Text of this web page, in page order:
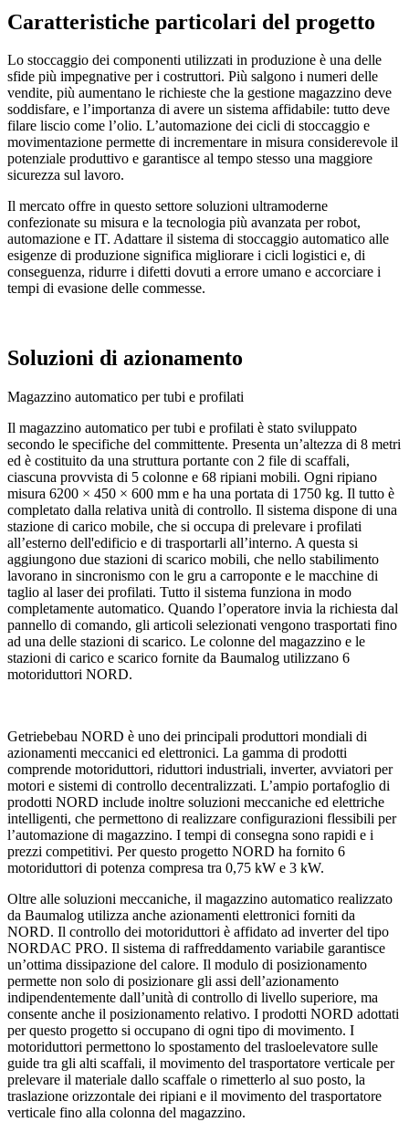
Caratteristiche particolari del progetto
Lo stoccaggio dei componenti utilizzati in produzione è una delle
sfide più impegnative per i costruttori. Più salgono i numeri delle
vendite, più aumentano le richieste che la gestione magazzino deve
soddisfare, e l’importanza di avere un sistema affidabile: tutto deve
filare liscio come l’olio. L’automazione dei cicli di stoccaggio e
movimentazione permette di incrementare in misura considerevole il
potenziale produttivo e garantisce al tempo stesso una maggiore
sicurezza sul lavoro.
Il mercato offre in questo settore soluzioni ultramoderne
confezionate su misura e la tecnologia più avanzata per robot,
automazione e IT. Adattare il sistema di stoccaggio automatico alle
esigenze di produzione significa migliorare i cicli logistici e, di
conseguenza, ridurre i difetti dovuti a errore umano e accorciare i
tempi di evasione delle commesse.
Soluzioni di azionamento
Magazzino automatico per tubi e profilati
Il magazzino automatico per tubi e profilati è stato sviluppato
secondo le specifiche del committente. Presenta un’altezza di 8 metri
ed è costituito da una struttura portante con 2 file di scaffali,
ciascuna provvista di 5 colonne e 68 ripiani mobili. Ogni ripiano
misura 6200 × 450 × 600 mm e ha una portata di 1750 kg. Il tutto è
completato dalla relativa unità di controllo. Il sistema dispone di una
stazione di carico mobile, che si occupa di prelevare i profilati
all’esterno dell'edificio e di trasportarli all’interno. A questa si
aggiungono due stazioni di scarico mobili, che nello stabilimento
lavorano in sincronismo con le gru a carroponte e le macchine di
taglio al laser dei profilati. Tutto il sistema funziona in modo
completamente automatico. Quando l’operatore invia la richiesta dal
pannello di comando, gli articoli selezionati vengono trasportati fino
ad una delle stazioni di scarico. Le colonne del magazzino e le
stazioni di carico e scarico fornite da Baumalog utilizzano 6
motoriduttori NORD.
Getriebebau NORD è uno dei principali produttori mondiali di
azionamenti meccanici ed elettronici. La gamma di prodotti
comprende motoriduttori, riduttori industriali, inverter, avviatori per
motori e sistemi di controllo decentralizzati. L’ampio portafoglio di
prodotti NORD include inoltre soluzioni meccaniche ed elettriche
intelligenti, che permettono di realizzare configurazioni flessibili per
l’automazione di magazzino. I tempi di consegna sono rapidi e i
prezzi competitivi. Per questo progetto NORD ha fornito 6
motoriduttori di potenza compresa tra 0,75 kW e 3 kW.
Oltre alle soluzioni meccaniche, il magazzino automatico realizzato
da Baumalog utilizza anche azionamenti elettronici forniti da
NORD. Il controllo dei motoriduttori è affidato ad inverter del tipo
NORDAC PRO. Il sistema di raffreddamento variabile garantisce
un’ottima dissipazione del calore. Il modulo di posizionamento
permette non solo di posizionare gli assi dell’azionamento
indipendentemente dall’unità di controllo di livello superiore, ma
consente anche il posizionamento relativo. I prodotti NORD adottati
per questo progetto si occupano di ogni tipo di movimento. I
motoriduttori permettono lo spostamento del trasloelevatore sulle
guide tra gli alti scaffali, il movimento del trasportatore verticale per
prelevare il materiale dallo scaffale o rimetterlo al suo posto, la
traslazione orizzontale dei ripiani e il movimento del trasportatore
verticale fino alla colonna del magazzino.